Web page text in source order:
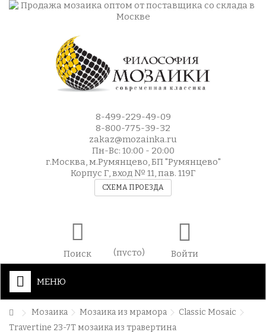
8-499-229-49-09
8-800-775-39-32
zakaz@mozainka.ru
Пн-Вс: 10:00 - 20:00
г.Москва, м.Румянцево, БП "Румянцево"
Корпус Г, вход № 11, пав. 119Г
СХЕМА ПРОЕЗДА
Поиск (пусто) Войти
МЕНЮ
Мозаика Мозаика из мрамора
Classic Mosaic
Travertine 23-7T мозаика из травертина